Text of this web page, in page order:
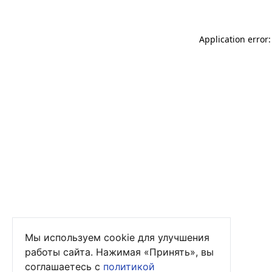
Application
Мы используем cookie для улучшения
работы сайта. Нажимая «Принять», вы
соглашаетесь с политикой